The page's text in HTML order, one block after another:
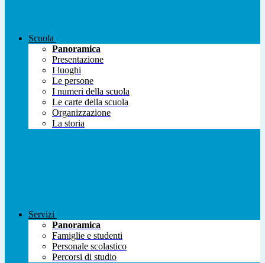
Scuola
Panoramica
Presentazione
I luoghi
Le persone
I numeri della scuola
Le carte della scuola
Organizzazione
La storia
Servizi
Panoramica
Famiglie e studenti
Personale scolastico
Percorsi di studio